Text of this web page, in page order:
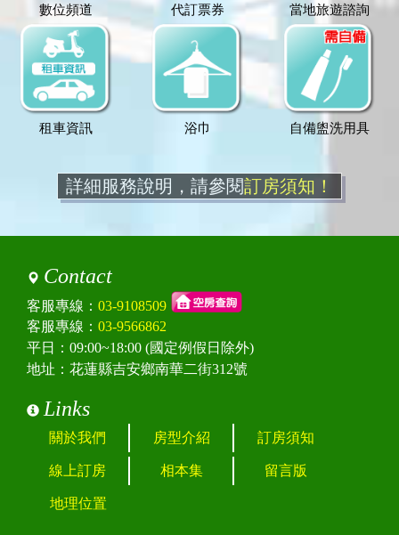
數位頻道 代訂票券 當地旅遊諮詢
租車資訊 浴巾 自備盥洗用具
詳細服務說明，請參閱訂房須知！
Contact
客服專線： 03-9108509
客服專線： 03-9566862
平日：09:00~18:00 (國定例假日除外)
地址：花蓮縣吉安鄉南華二街312號
Links
關於我們 房型介紹 訂房須知
線上訂房 相本集 留言版
地理位置